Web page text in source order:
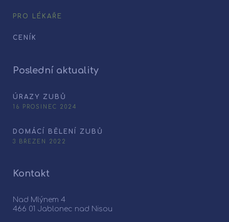
PRO LÉKAŘE
CENÍK
Poslední aktuality
ÚRAZY ZUBŮ
16 PROSINEC 2024
DOMÁCÍ BĚLENÍ ZUBŮ
3 BŘEZEN 2022
Kontakt
Nad Mlýnem 4
466 01 Jablonec nad Nisou